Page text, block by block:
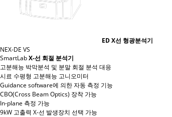
ED X선 형광분석기
NEX-DE VS
SmartLabX-선 회절 분석기
고분해능 박막분석 및 분말 회절 분석 대응
시료 수평형 고분해능 고니오미터
Guidance software에 의한 자동 측정 기능
CBO(Cross Beam Optics) 장착 가능
In-plane 측정 가능
9kW 고출력 X-선 발생장치 선택 가능